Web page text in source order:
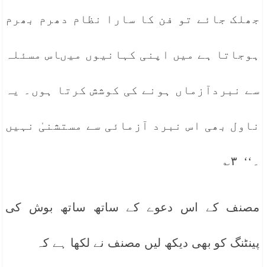
جھلک جائے تو فن کا سارا نظام دھرم بھرم
ہوجاتا ہے میں اپنی کہانیوں میںاس مسئلہ
سے نبردآزماں ہونے کی کوشش کرتا ہوں۔ یہ
ناول بھی اس نبرد آزمائی سے مستشنیٰ نہیں
۔‘‘ ۳؎
مصنف کے اس دعوے کے ساتھ ساتھ بوش کی
پینٹنگ کو بھی دیکھ لیں مصنف نے لکھا ہے کہ